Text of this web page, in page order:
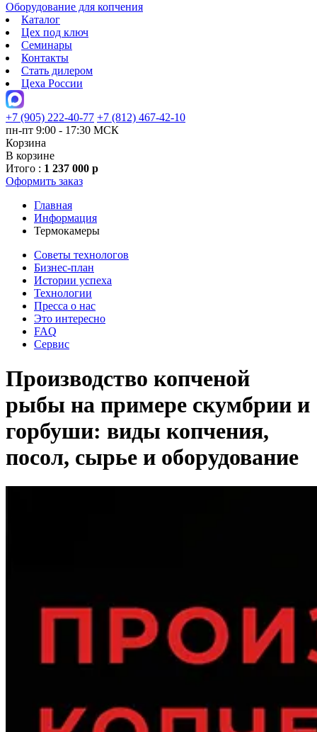
Оборудование для копчения
Каталог
Цех под ключ
Семинары
Контакты
Стать дилером
Цеха России
+7 (905) 222-40-77 +7 (812) 467-42-10
пн-пт 9:00 - 17:30 МСК
Корзина
В корзине
Итого : 1 237 000 р
Оформить заказ
Главная
Информация
Термокамеры
Советы технологов
Бизнес-план
Истории успеха
Технологии
Пресса о нас
Это интересно
FAQ
Сервис
Производство копченой
рыбы на примере скумбрии и
горбуши: виды копчения,
посол, сырье и оборудование